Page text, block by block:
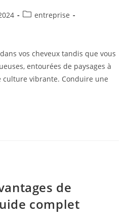
Postentreprise
vos cheveux tandis que vous
entourées de paysages à
vibrante. Conduire une
de
complet